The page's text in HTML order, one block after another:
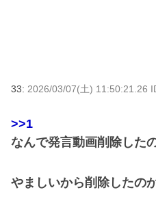
33: 2026/03/07(土) 11:50:21.26
>>1
なんで発言動画削除した
やましいから削除したの